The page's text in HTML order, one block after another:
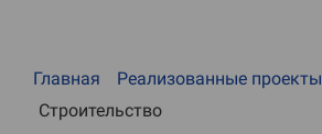
Главная
Реализованные проекты
Строительство